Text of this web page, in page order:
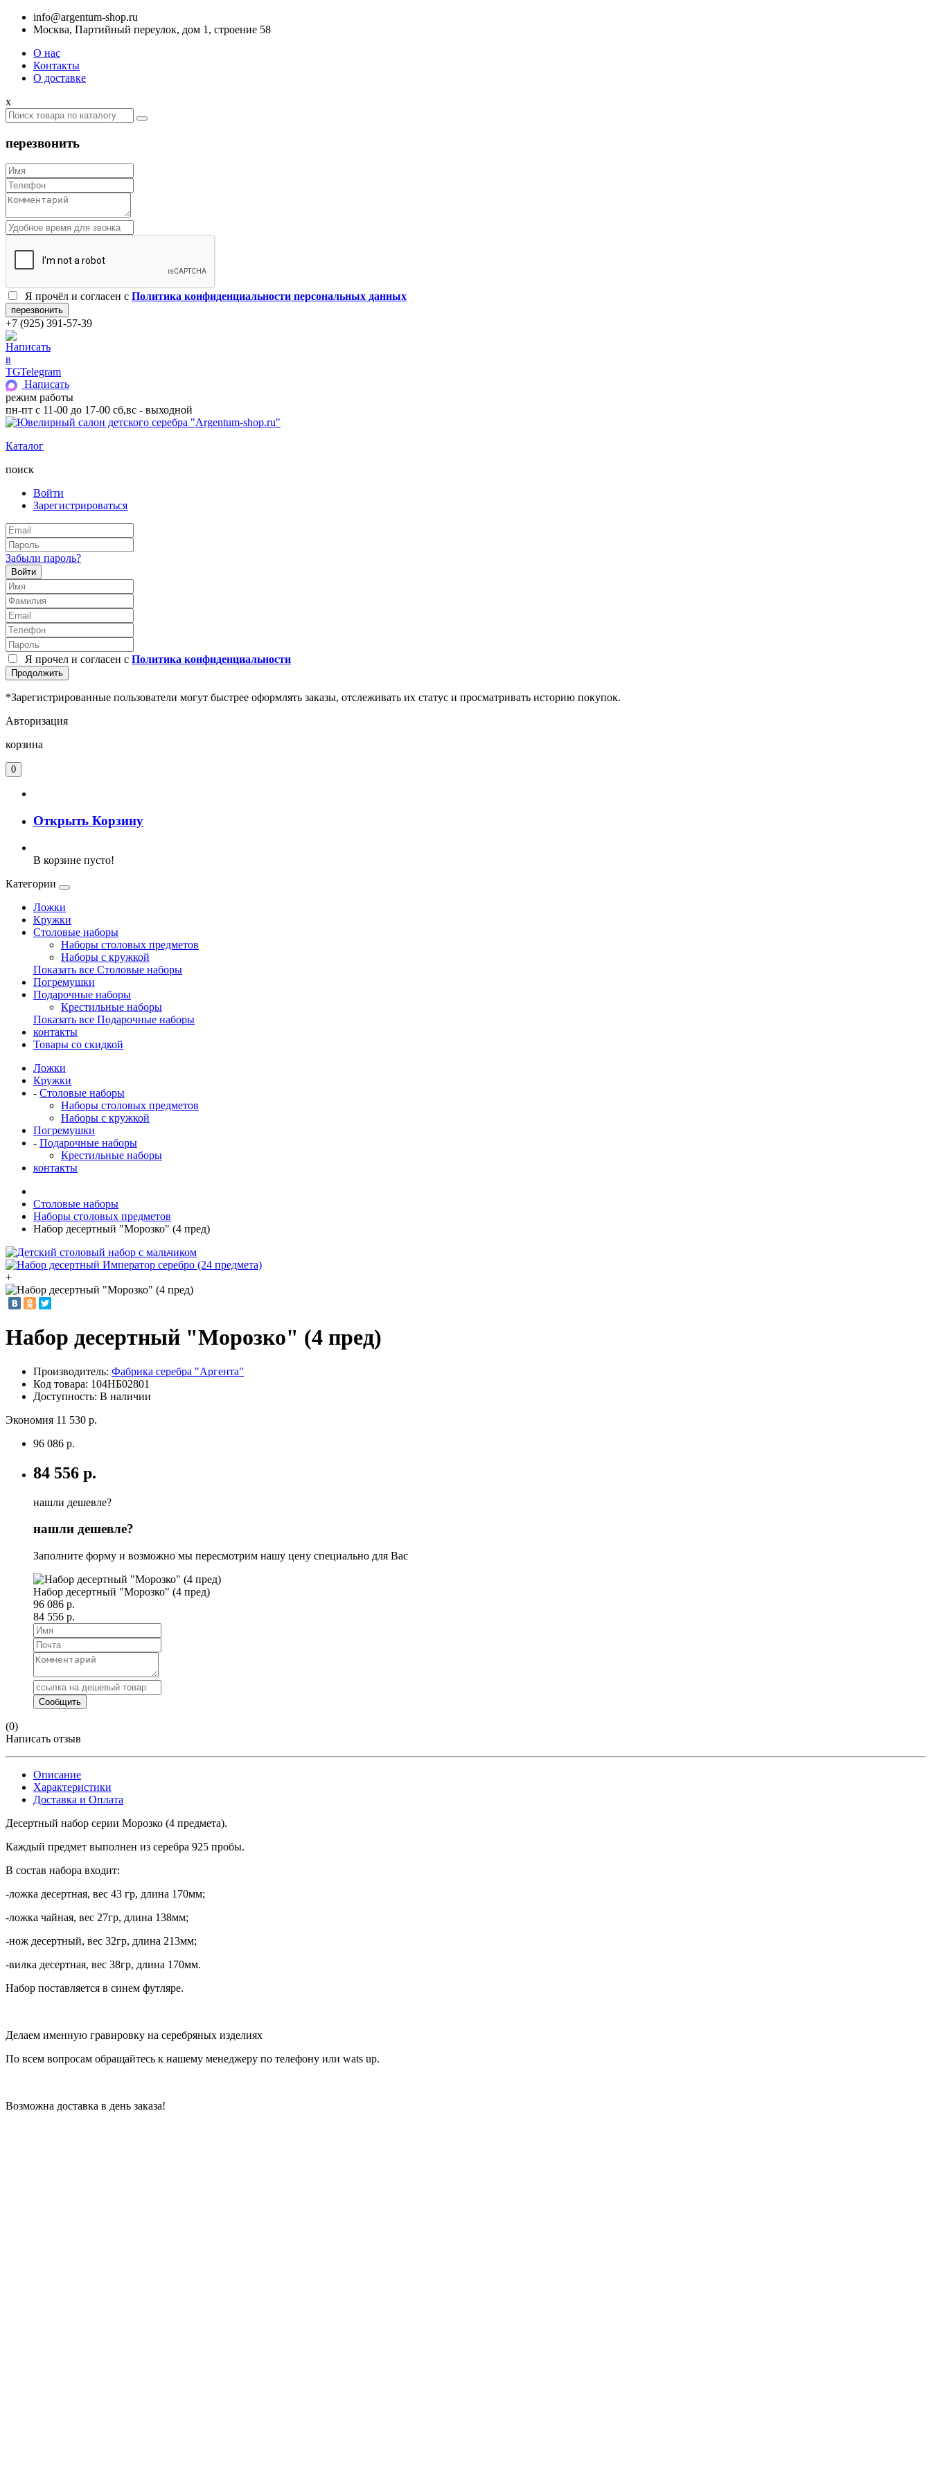
info@argentum-shop.ru
Москва, Партийный переулок, дом 1, строение 58
О нас
Контакты
О доставке
x
перезвонить
Я прочёл и согласен c Политика конфиденциальности персональных данных
+7 (925) 391-57-39
Telegram
Написать
режим работы
пн-пт с 11-00 до 17-00 сб,вс - выходной
Каталог
поиск
Войти
Зарегистрироваться
Забыли пароль?
Войти
Я прочел и согласен с Политика конфиденциальности
Продолжить
*Зарегистрированные пользователи могут быстрее оформлять заказы, отслеживать их статус и просматривать историю покупок.
Авторизация
корзина
0
Открыть Корзину
В корзине пусто!
Категории
Ложки
Кружки
Столовые наборы
Наборы столовых предметов
Наборы с кружкой
Показать все Столовые наборы
Погремушки
Подарочные наборы
Крестильные наборы
Показать все Подарочные наборы
контакты
Товары со скидкой
Ложки
Кружки
- Столовые наборы
Наборы столовых предметов
Наборы с кружкой
Погремушки
- Подарочные наборы
Крестильные наборы
контакты
Столовые наборы
Наборы столовых предметов
Набор десертный "Морозко" (4 пред)
+
Набор десертный "Морозко" (4 пред)
Производитель: Фабрика серебра "Аргента"
Код товара: 104НБ02801
Доступность: В наличии
Экономия 11 530 р.
96 086 р.
84 556 р.
нашли дешевле?
нашли дешевле?
Заполните форму и возможно мы пересмотрим нашу цену специально для Вас
Набор десертный "Морозко" (4 пред)
96 086 р.
84 556 р.
(0)
Написать отзыв
Описание
Характеристики
Доставка и Оплата
Десертный набор серии Морозко (4 предмета).
Каждый предмет выполнен из серебра 925 пробы.
В состав набора входит:
-ложка десертная, вес 43 гр, длина 170мм;
-ложка чайная, вес 27гр, длина 138мм;
-нож десертный, вес 32гр, длина 213мм;
-вилка десертная, вес 38гр, длина 170мм.
Набор поставляется в синем футляре.
Делаем именную гравировку на серебряных изделиях
По всем вопросам обращайтесь к нашему менеджеру по телефону или wats up.
Возможна доставка в день заказа!